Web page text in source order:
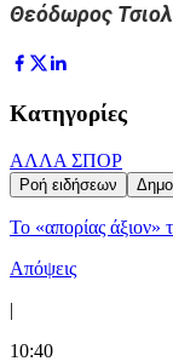
Θεόδωρος
Κατηγορίες
ΑΛΛΑ ΣΠΟΡ
Ροή ειδήσεων
Το «απορίας
Απόψεις
|
10:40